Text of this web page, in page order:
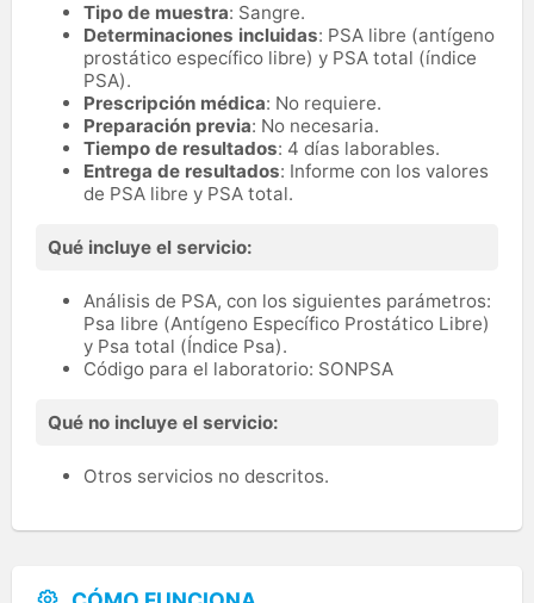
Tipo de muestra: Sangre.
Determinaciones incluidas: PSA libre (antígeno
prostático específico libre) y PSA total (índice
PSA).
Prescripción médica: No requiere.
Preparación previa: No necesaria.
Tiempo de resultados: 4 días laborables.
Entrega de resultados: Informe con los valores
de PSA libre y PSA total.
Qué incluye el servicio:
Análisis de PSA, con los siguientes parámetros:
Psa libre (Antígeno Específico Prostático Libre)
y Psa total (Índice Psa).
Código para el laboratorio: SONPSA
Qué no incluye el servicio:
Otros servicios no descritos.